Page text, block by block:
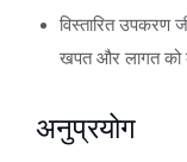
विस्तारित उपकरण
खपत और लागत को
अनुप्रयोग